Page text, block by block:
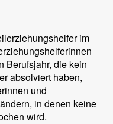
im
Berufsjahr, die kein
absolviert haben,
und
in denen keine
wird.